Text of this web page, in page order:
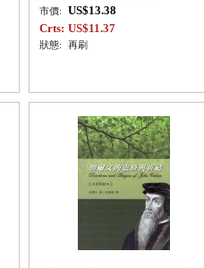
市價:
US$13.38
Crts: US$11.37
狀態: 再刷